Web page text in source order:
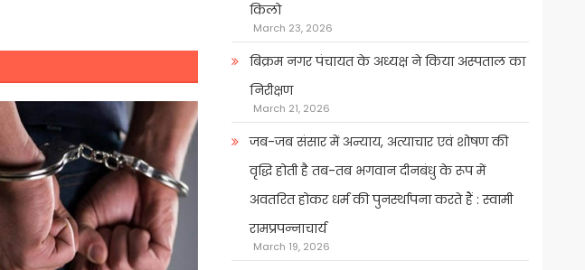
किलो
March 23, 2026
बिक्रम नगर पंचायत के अध्यक्ष ने किया अस्पताल का
निरीक्षण
March 21, 2026
जब-जब संसार में अन्याय, अत्याचार एवं शोषण की
वृद्धि होती है तब-तब भगवान दीनबंधु के रूप में
अवतरित होकर धर्म की पुनर्स्थापना करते हैं : स्वामी
रामप्रपन्नाचार्य
March 19, 2026